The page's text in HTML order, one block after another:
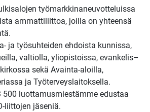
työmarkkinaneuvotteluissa
ammattiliittoa, joilla on yhteensä
ja työsuhteiden ehdoista kunnissa,
valtiolla, yliopistoissa, evankelis–
sekä Avainta-aloilla,
ja Työterveyslaitoksella.
500 luottamusmiestämme edustaa
liittojen jäseniä.